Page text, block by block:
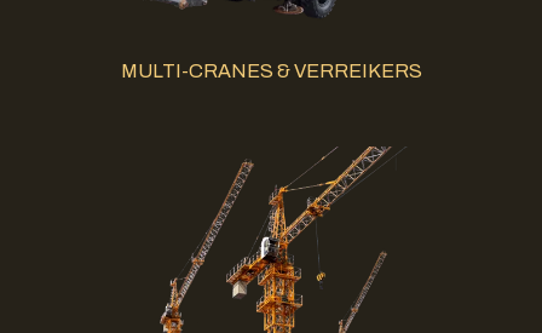
MULTI-CRANES & VERREIKERS